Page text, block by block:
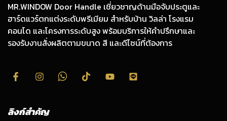
MR.WINDOW Door Handle เชี่ยวชาญด้านมือจับประตูและ
ฮาร์ดแวร์ตกแต่งระดับพรีเมียม สำหรับบ้าน วิลล่า โรงแรม
คอนโด และโครงการระดับสูง พร้อมบริการให้คำปรึกษาและ
รองรับงานสั่งผลิตตามขนาด สี และดีไซน์ที่ต้องการ
ลิงก์สำคัญ